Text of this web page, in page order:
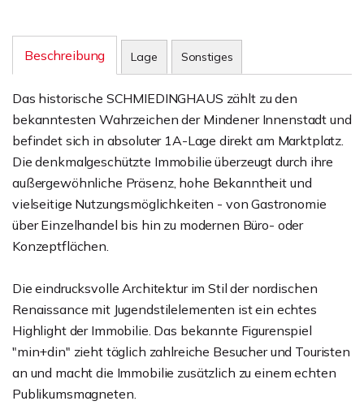
Beschreibung Lage Sonstiges
Das historische SCHMIEDINGHAUS zählt zu den
bekanntesten Wahrzeichen der Mindener Innenstadt und
befindet sich in absoluter 1A-Lage direkt am Marktplatz.
Die denkmalgeschützte Immobilie überzeugt durch ihre
außergewöhnliche Präsenz, hohe Bekanntheit und
vielseitige Nutzungsmöglichkeiten - von Gastronomie
über Einzelhandel bis hin zu modernen Büro- oder
Konzeptflächen.
Die eindrucksvolle Architektur im Stil der nordischen
Renaissance mit Jugendstilelementen ist ein echtes
Highlight der Immobilie. Das bekannte Figurenspiel
"min+din" zieht täglich zahlreiche Besucher und Touristen
an und macht die Immobilie zusätzlich zu einem echten
Publikumsmagneten.